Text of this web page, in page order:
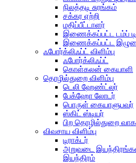
நிலத்தடி சுரங்கம்
சக்கர ஏற்றி
மதிப்பீட்டாளர்
இணைக்கப்பட்ட டம்ப்
இணைக்கப்பட்ட
ஃபோர்க்லிஃப்ட் விளிம்பு
ஃபோர்க்லிஃப்ட்
கொள்கலன் கையாளி
தொழில்துறை விளிம்பு
டெலி ஹேண்ட்லர்
பேக்ஹோ லோடர்
பொருள் கையாளுபவர்
ஸ்கிட் ஸ்டியர்
பிற தொழில்துறை
விவசாய விளிம்பு
டிராக்டர்
அறுவடை
இயந்திரம்